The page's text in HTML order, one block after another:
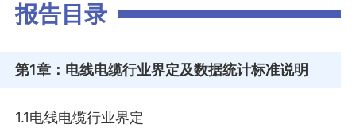
报告目录
第1章 ：电线电缆行业界定及数据统计标准说明
1.1电线电缆行业界定